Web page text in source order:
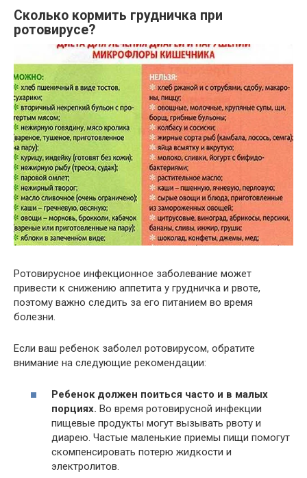
Сколько кормить грудничка при
ротовирусе?
Ротовирусное инфекционное заболевание может
привести к снижению аппетита у грудничка и рвоте,
поэтому важно следить за его питанием во время
болезни.
Если ваш ребенок заболел ротовирусом, обратите
внимание на следующие рекомендации:
Ребенок должен поиться часто и в малых
порциях. Во время ротовирусной инфекции
пищевые продукты могут вызывать рвоту и
диарею. Частые маленькие приемы пищи помогут
скомпенсировать потерю жидкости и
электролитов.